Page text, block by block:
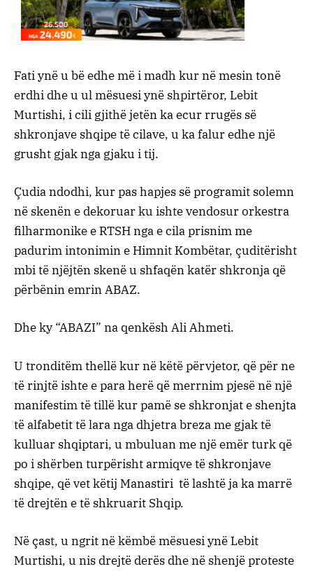
Fati ynë u bë edhe më i madh kur në mesin tonë
erdhi dhe u ul mësuesi ynë shpirtëror, Lebit
Murtishi, i cili gjithë jetën ka ecur rrugës së
shkronjave shqipe të cilave, u ka falur edhe një
grusht gjak nga gjaku i tij.
Çudia ndodhi, kur pas hapjes së programit solemn
në skenën e dekoruar ku ishte vendosur orkestra
filharmonike e RTSH nga e cila prisnim me
padurim intonimin e Himnit Kombëtar, çuditërisht
mbi të njëjtën skenë u shfaqën katër shkronja që
përbënin emrin ABAZ.
Dhe ky “ABAZI” na qenkësh Ali Ahmeti.
U tronditëm thellë kur në këtë përvjetor, që për ne
të rinjtë ishte e para herë që merrnim pjesë në një
manifestim të tillë kur pamë se shkronjat e shenjta
të alfabetit të lara nga dhjetra breza me gjak të
kulluar shqiptari, u mbuluan me një emër turk që
po i shërben turpërisht armiqve të shkronjave
shqipe, që vet këtij Manastiri të lashtë ja ka marrë
të drejtën e të shkruarit Shqip.
Në çast, u ngrit në këmbë mësuesi ynë Lebit
Murtishi, u nis drejtë derës dhe në shenjë proteste